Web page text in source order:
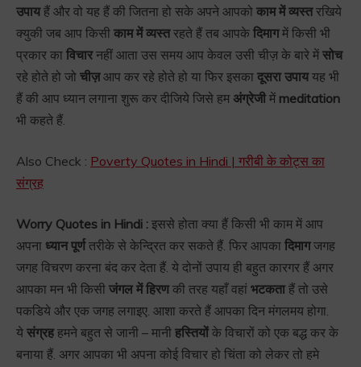
उपायहैं और वो यह हैं की जितना हो सके अपने आपको काम में व्यस्तरखिये
क्युकी जब आप किसी काम में व्यस्तरहते हैं तब आपके दिमागमें किसी भी
प्रकार का विचारनहीं आता उस समय आप केवल उसी चीज़ के बारे में सोच
रहे होते हो जो चीज़आप कर रहे होते हो या फिर इसका दूसरा उपाययह भी
हैं की आप ध्यान लगाना शुरू कर दीजिये जिसे हम अंग्रेजीमें meditation
भी कहते हैं.
Also Check : Poverty Quotes in Hindi | गरीबी के कोट्स का
संग्रह
Worry Quotes in Hindi : इससे होता क्या हैं किसी भी काम में आप
अपना ध्यान पूर्णतरीके से केन्द्रित कर सकते हैं. फिर आपका दिमागजगह
जगह विचरण करना बंद कर देता हैं. ये दोनों उपाय ही बहुत कारगर हैं अगर
आपका मन भी किसी जंगल में हिरणकी तरह यहाँ वहां भटकताहैं तो उसे
पकडिये और एक जगह लगाइए. आशा करते हैं आपका दिन मंगलमय होगा.
ये संग्रहहमने बहुत से जानी – मानी हस्तियोंके विचारों को एक बद्ध कर के
बनाया हैं. अगर आपका भी अपना कोई विचार हो चिंता को लेकर तो हमे